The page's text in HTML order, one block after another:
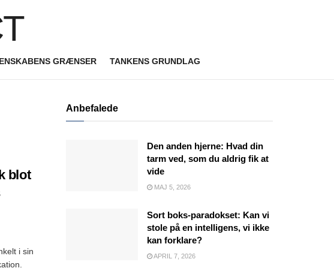
GRÆNSER TANKENS GRUNDLAG
blot
i sin
Anbefalede
Den anden hjerne: Hvad din
tarm ved, som du aldrig fik at
vide
MAJ 5, 2026
Sort boks-paradokset: Kan vi
stole på en intelligens, vi ikke
kan forklare?
APRIL 7, 2026